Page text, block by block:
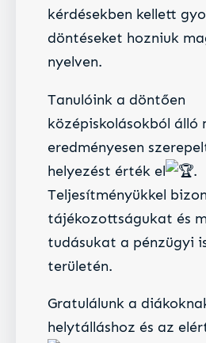
kérdésekben kellett
döntéseket hozniuk
nyelven.
Tanulóink a döntően
középiskolásokból álló
eredményesen
helyezést érték el
.
Teljesítményükkel
tájékozottságukat és
tudásukat a pénzügyi
területén.
​Gratulálunk a
helytálláshoz és az